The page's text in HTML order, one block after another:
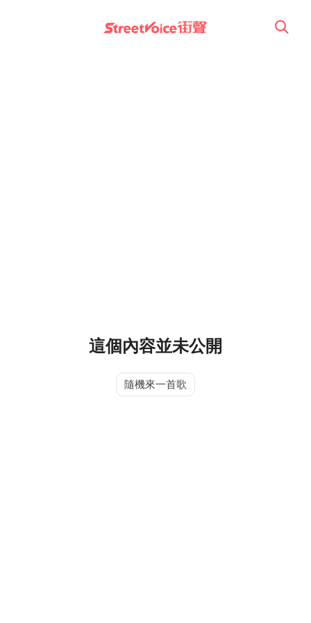
這個內容並未公開
隨機來一首歌